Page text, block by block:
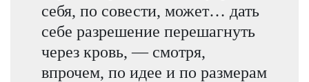
себя, по совести, может… дать
себе разрешение перешагнуть
через кровь, — смотря,
впрочем, по идее и по размерам